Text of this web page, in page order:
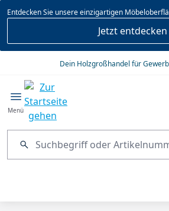
springen
Entdecken Sie unsere einzigartigen
Jetzt entdecken
Dein Holzgroßhandel für
Menü